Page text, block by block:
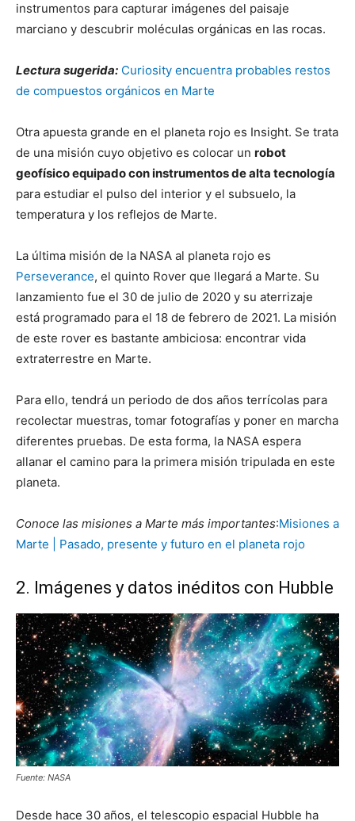
instrumentos para capturar imágenes del paisaje
marciano y descubrir moléculas orgánicas en las rocas.
Lectura sugerida: Curiosity encuentra probables restos
de compuestos orgánicos en Marte
Otra apuesta grande en el planeta rojo es Insight. Se trata
de una misión cuyo objetivo es colocar un robot
geofísico equipado con instrumentos de alta tecnología
para estudiar el pulso del interior y el subsuelo, la
temperatura y los reflejos de Marte.
La última misión de la NASA al planeta rojo es
Perseverance, el quinto Rover que llegará a Marte. Su
lanzamiento fue el 30 de julio de 2020 y su aterrizaje
está programado para el 18 de febrero de 2021. La misión
de este rover es bastante ambiciosa: encontrar vida
extraterrestre en Marte.
Para ello, tendrá un periodo de dos años terrícolas para
recolectar muestras, tomar fotografías y poner en marcha
diferentes pruebas. De esta forma, la NASA espera
allanar el camino para la primera misión tripulada en este
planeta.
Conoce las misiones a Marte más importantes:Misiones a
Marte | Pasado, presente y futuro en el planeta rojo
2. Imágenes y datos inéditos con Hubble
Fuente: NASA
Desde hace 30 años, el telescopio espacial Hubble ha